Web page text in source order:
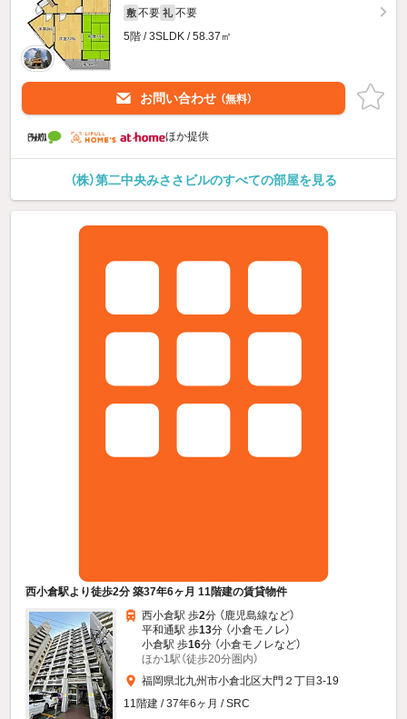
敷 不要 礼 不要
5階 / 3SLDK / 58.37㎡
お問い合わせ （無料）
ほか提供
（株）第二中央みささビルのすべての部屋を見る
西小倉駅より徒歩2分 築37年6ヶ月 11階建の賃貸物件
西小倉駅 歩2分 （鹿児島線など）
平和通駅 歩13分 （小倉モノレ）
小倉駅 歩16分 （小倉モノレなど）
ほか1駅（徒歩20分圏内）
福岡県北九州市小倉北区大門２丁目3-19
11階建 / 37年6ヶ月 / SRC